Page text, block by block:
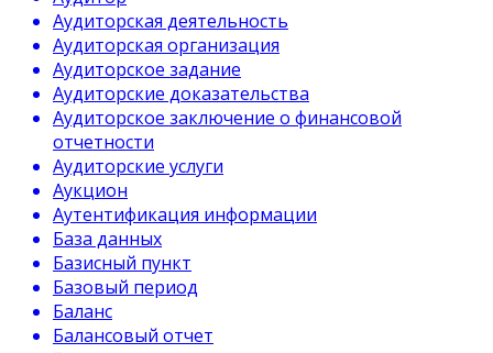
Аудиторская деятельность
Аудиторская организация
Аудиторское задание
Аудиторские доказательства
Аудиторское заключение о финансовой
отчетности
Аудиторские услуги
Аукцион
Аутентификация информации
База данных
Базисный пункт
Базовый период
Баланс
Балансовый отчет